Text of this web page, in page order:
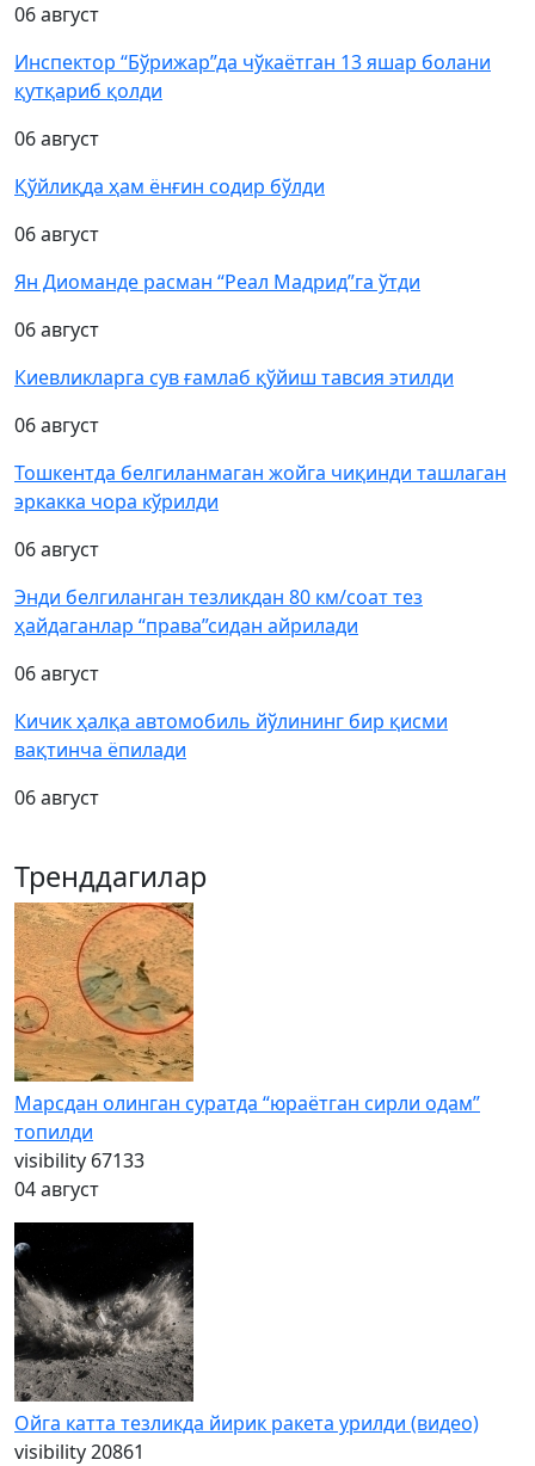
06 август
Инспектор “Бўрижар”да чўкаётган 13 яшар болани
қутқариб қолди
06 август
Қўйлиқда ҳам ёнғин содир бўлди
06 август
Ян Диоманде расман “Реал Мадрид”га ўтди
06 август
Киевликларга сув ғамлаб қўйиш тавсия этилди
06 август
Тошкентда белгиланмаган жойга чиқинди ташлаган
эркакка чора кўрилди
06 август
Энди белгиланган тезликдан 80 км/соат тез
ҳайдаганлар “права”сидан айрилади
06 август
Кичик ҳалқа автомобиль йўлининг бир қисми
вақтинча ёпилади
06 август
Тренддагилар
Марсдан олинган суратда “юраётган сирли одам”
топилди
visibility 67133
04 август
Ойга катта тезликда йирик ракета урилди (видео)
visibility20861